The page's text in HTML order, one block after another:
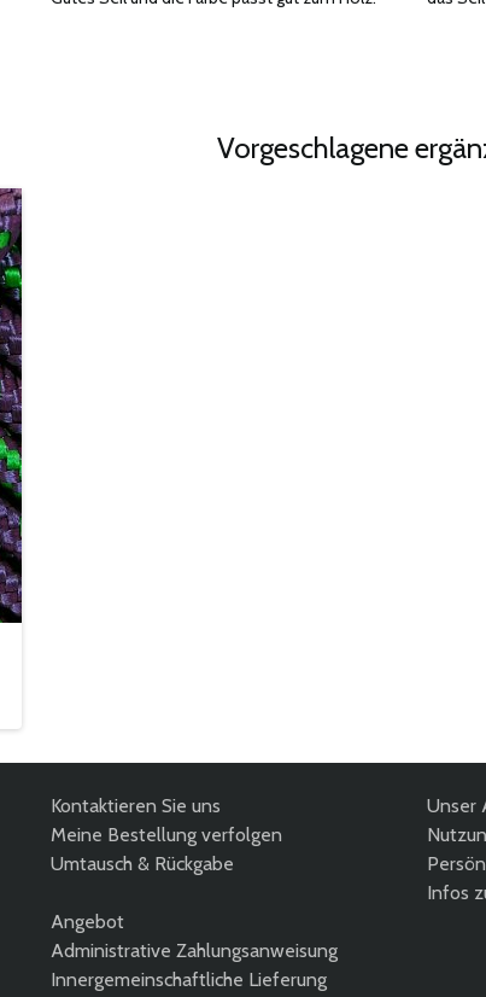
Vorgeschlagene
Kontaktieren Sie uns
Meine Bestellung verfolgen
Umtausch & Rückgabe
Angebot
Administrative Zahlungsanweisung
Innergemeinschaftliche Lieferung
Unser
Infos